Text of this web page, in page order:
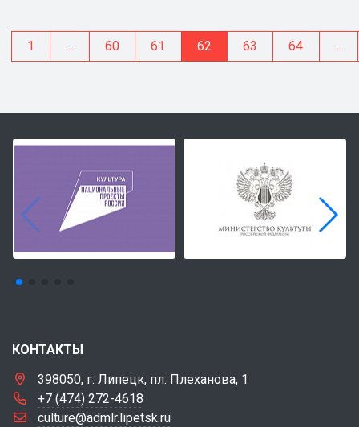
1 ... 60 61 62 63 64 ...
КОНТАКТЫ
398050, г. Липецк, пл. Плеханова, 1
+7 (474) 272-4618
culture@admlr.lipetsk.ru